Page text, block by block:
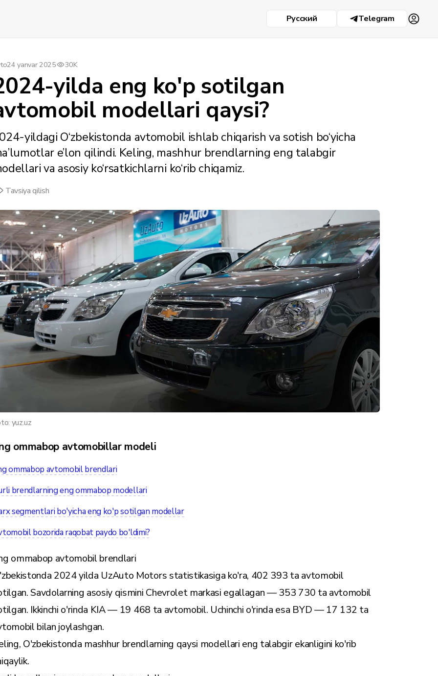
Русский Telegram
24 yanvar 2025 30K
yilda eng ko'p sotilgan
modellari qaysi?
yildagi O‘zbekistonda avtomobil ishlab chiqarish va sotish bo‘yicha
e’lon qilindi. Keling, mashhur brendlarning eng talabgir
va asosiy ko‘rsatkichlarni ko‘rib chiqamiz.
Tavsiya qilish
yuz.uz
ommabop avtomobillar modeli
ommabop avtomobil brendlari
brendlarning eng ommabop modellari
segmentlari bo'yicha eng ko'p sotilgan modellar
bozorida raqobat paydo bo'ldimi?
ommabop avtomobil brendlari
2024 yilda UzAuto Motors statistikasiga ko'ra, 402 393 ta avtomobil
Savdolarning asosiy qismini Chevrolet markasi egallagan — 353 730 ta avtomobil
Ikkinchi o'rinda KIA — 19 468 ta avtomobil. Uchinchi o'rinda esa BYD — 17 132 ta
bilan joylashgan.
O'zbekistonda mashhur brendlarning qaysi modellari eng talabgir ekanligini ko'rib